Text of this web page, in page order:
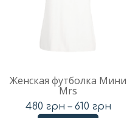
Женская футболка Мини
Mrs
480 грн – 610 грн